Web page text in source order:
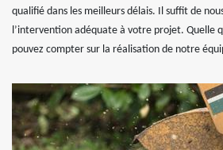
qualifié dans les meilleurs délais. Il suffit de
l’intervention adéquate à votre projet. Quelle
pouvez compter sur la réalisation de notre